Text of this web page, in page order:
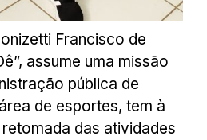
Francisco de
assume uma missão
pública de
de esportes, tem à
das atividades